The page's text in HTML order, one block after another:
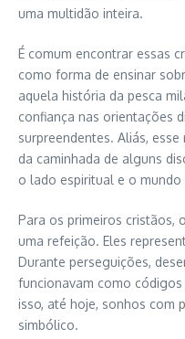
uma multidão inteira.
É comum encontrar essas
como forma de ensinar
aquela história da pesca
confiança nas orientações
surpreendentes. Aliás,
da caminhada de alguns
o lado espiritual e o
Para os primeiros cristãos,
uma refeição. Eles
Durante perseguições,
funcionavam como
isso, até hoje, sonhos com
simbólico.